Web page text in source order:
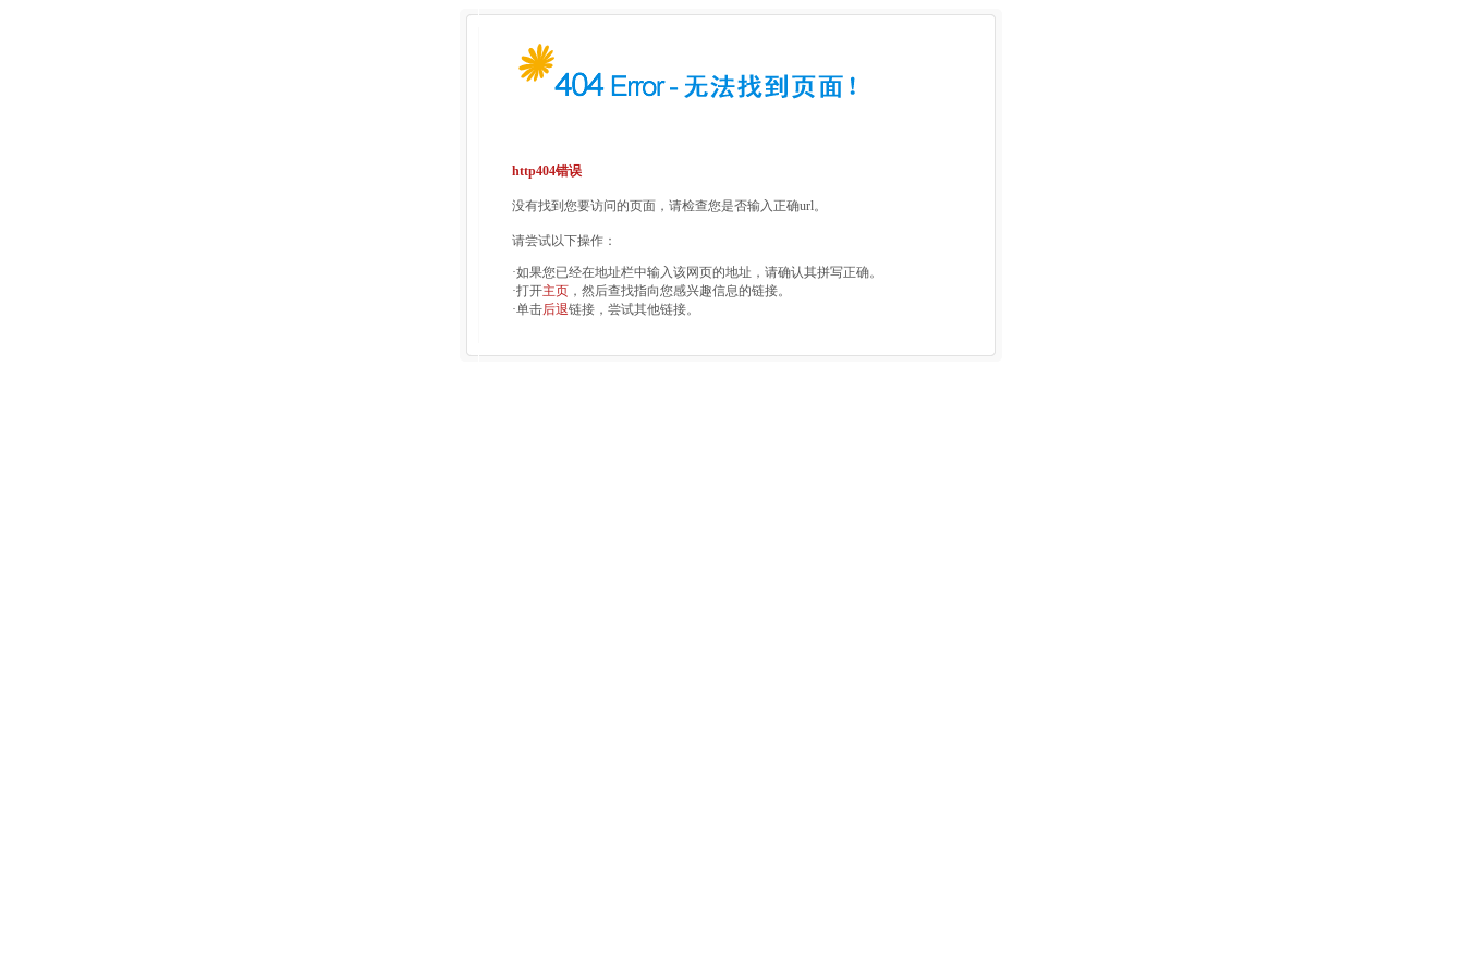
http404错误
没有找到您要访问的页面，请检查您是否输入正确url。
请尝试以下操作：
·如果您已经在地址栏中输入该网页的地址，请确认其拼写正确。
·打开主页 ，然后查找指向您感兴趣信息的链接。
·单击后退链接，尝试其他链接。